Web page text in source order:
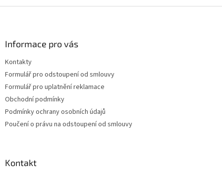
Informace pro vás
Kontakty
Formulář pro odstoupení od smlouvy
Formulář pro uplatnění reklamace
Obchodní podmínky
Podmínky ochrany osobních údajů
Poučení o právu na odstoupení od smlouvy
Kontakt